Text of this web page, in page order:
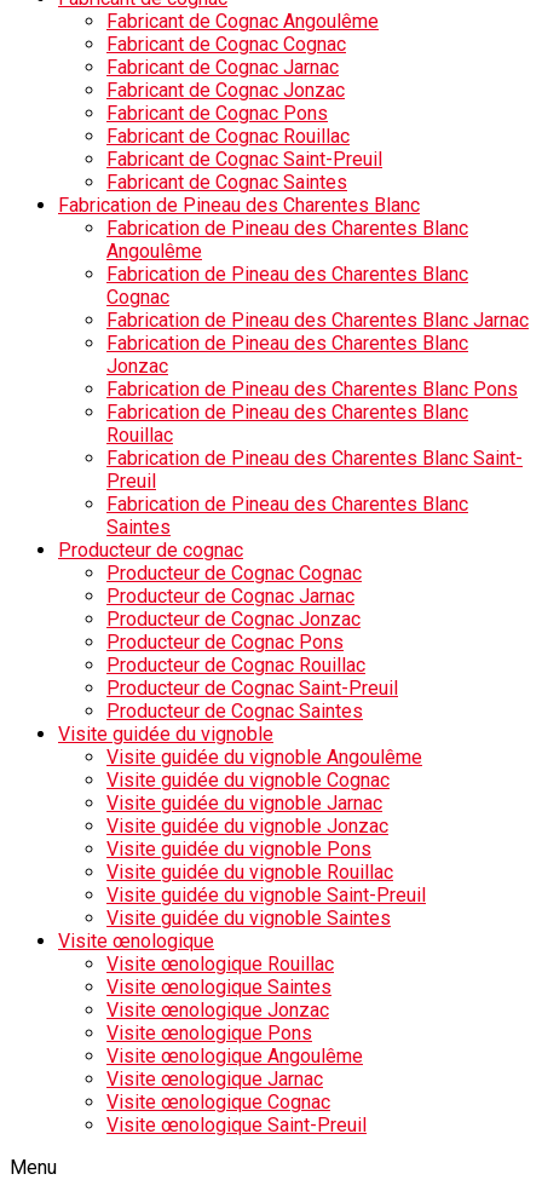
Fabricant de Cognac Angoulême
Fabricant de Cognac Cognac
Fabricant de Cognac Jarnac
Fabricant de Cognac Jonzac
Fabricant de Cognac Pons
Fabricant de Cognac Rouillac
Fabricant de Cognac Saint-Preuil
Fabricant de Cognac Saintes
Fabrication de Pineau des Charentes Blanc
Fabrication de Pineau des Charentes Blanc
Angoulême
Fabrication de Pineau des Charentes Blanc
Cognac
Fabrication de Pineau des Charentes Blanc Jarnac
Fabrication de Pineau des Charentes Blanc
Jonzac
Fabrication de Pineau des Charentes Blanc Pons
Fabrication de Pineau des Charentes Blanc
Rouillac
Fabrication de Pineau des Charentes Blanc Saint-
Preuil
Fabrication de Pineau des Charentes Blanc
Saintes
Producteur de cognac
Producteur de Cognac Cognac
Producteur de Cognac Jarnac
Producteur de Cognac Jonzac
Producteur de Cognac Pons
Producteur de Cognac Rouillac
Producteur de Cognac Saint-Preuil
Producteur de Cognac Saintes
Visite guidée du vignoble
Visite guidée du vignoble Angoulême
Visite guidée du vignoble Cognac
Visite guidée du vignoble Jarnac
Visite guidée du vignoble Jonzac
Visite guidée du vignoble Pons
Visite guidée du vignoble Rouillac
Visite guidée du vignoble Saint-Preuil
Visite guidée du vignoble Saintes
Visite œnologique
Visite œnologique Rouillac
Visite œnologique Saintes
Visite œnologique Jonzac
Visite œnologique Pons
Visite œnologique Angoulême
Visite œnologique Jarnac
Visite œnologique Cognac
Visite œnologique Saint-Preuil
Menu